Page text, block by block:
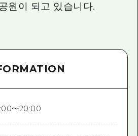
원이 되고 있습니다.
～20:00